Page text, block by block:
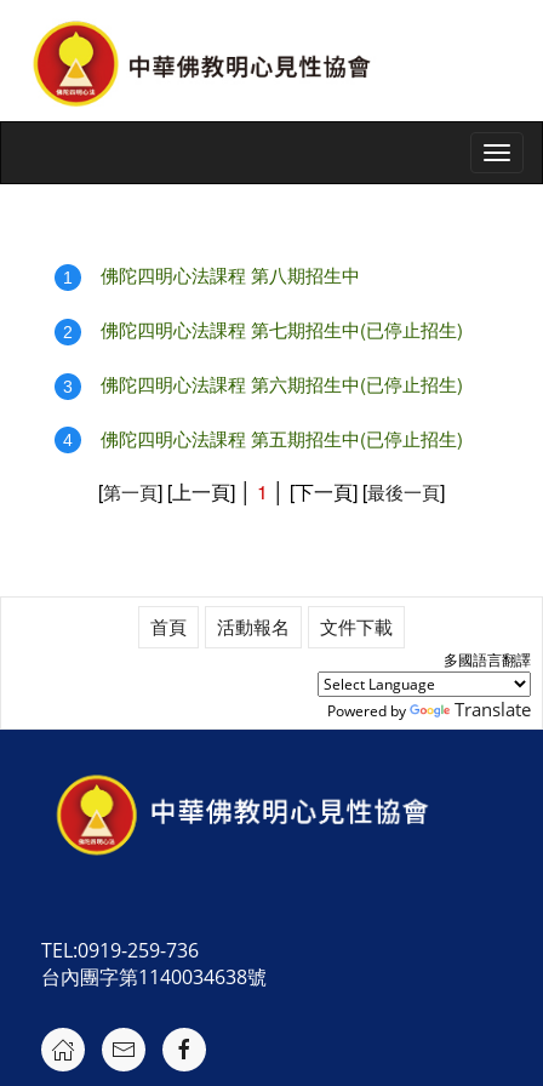
1 佛陀四明心法課程 第八期招生中
2 佛陀四明心法課程 第七期招生中(已停止招生)
3 佛陀四明心法課程 第六期招生中(已停止招生)
4 佛陀四明心法課程 第五期招生中(已停止招生)
[第一頁] [上一頁] │ 1 │ [下一頁] [最後一頁]
首頁 活動報名 文件下載
多國語言翻譯
Powered by Translate
TEL:0919-259-736
台內團字第1140034638號